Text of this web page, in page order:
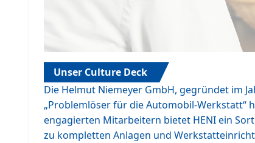
Unser Culture Deck
Die Helmut Niemeyer GmbH, gegründet im
„Problemlöser für die Automobil-Werkstatt“
engagierten Mitarbeitern bietet HENI ein
zu kompletten Anlagen und